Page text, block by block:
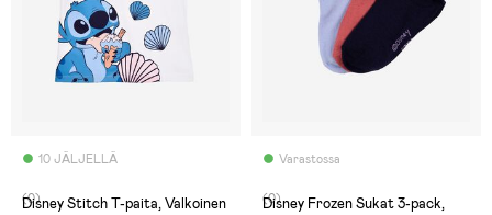
10 JÄLJELLÄ
(0)
Disney Stitch T-paita, Valkoinen
Varastossa
(0)
Disney Frozen Sukat 3-pack,